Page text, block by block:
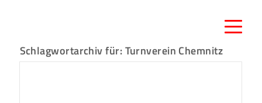
Schlagwortarchiv für:Turnverein Chemnitz